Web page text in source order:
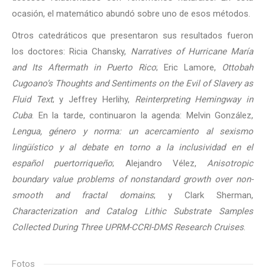
ocasión, el matemático abundó sobre uno de esos métodos.
Otros catedráticos que presentaron sus resultados fueron
los doctores: Ricia Chansky, Narratives of Hurricane María
and Its Aftermath in Puerto Rico; Eric Lamore,
Ottobah
Cugoano’s Thoughts and Sentiments on the Evil of Slavery as
Fluid Text; y Jeffrey Herlihy, Reinterpreting Hemingway in
Cuba. En la tarde, continuaron la agenda: Melvin González,
Lengua, género y norma: un acercamiento al sexismo
lingüístico y al debate en torno a la inclusividad en el
español puertorriqueño; Alejandro Vélez, Anisotropic
boundary value problems of nonstandard growth over non-
smooth and fractal domains; y Clark Sherman,
Characterization and Catalog Lithic Substrate Samples
Collected During Three UPRM-CCRI-DMS Research Cruises.
Fotos